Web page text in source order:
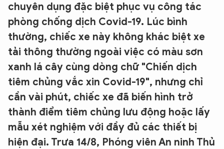
chuyên dụng đặc biệt phục vụ công tác
phòng chống dịch Covid-19. Lúc bình
thường, chiếc xe này không khác biệt xe
tải thông thường ngoài việc có màu sơn
xanh lá cây cùng dòng chữ "Chiến dịch
tiêm chủng vắc xin Covid-19", nhưng chỉ
cần vài phút, chiếc xe đã biến hình trở
thành điểm tiêm chủng lưu động hoặc lấy
mẫu xét nghiệm với đầy đủ các thiết bị
hiện đại. Trưa 14/8, Phóng viên An ninh Thủ